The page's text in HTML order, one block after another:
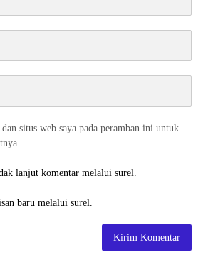
situs web saya pada peramban ini untuk
lanjut komentar melalui surel.
baru melalui surel.